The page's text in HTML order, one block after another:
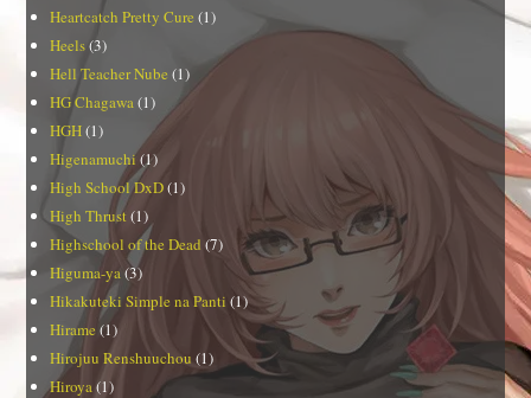
Heartcatch Pretty Cure (1)
Heels(3)
Hell Teacher Nube (1)
HG Chagawa(1)
HGH(1)
Higenamuchi(1)
High School DxD(1)
High Thrust(1)
Highschool of the Dead (7)
Higuma-ya(3)
Hikakuteki Simple na Panti (1)
Hirame (1)
Hirojuu Renshuuchou (1)
Hiroya(1)